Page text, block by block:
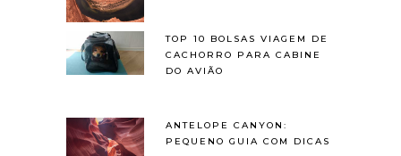
TOP 10 BOLSAS VIAGEM DE
CACHORRO PARA CABINE
DO AVIÃO
ANTELOPE CANYON:
PEQUENO GUIA COM DICAS